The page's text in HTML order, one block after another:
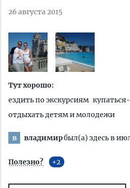
26 августа 2015
Тут хорошо:
ездить по экскурсиям
отдыхать детям и молодежи
в владимирбыл(а) здесь в
Полезно? 2